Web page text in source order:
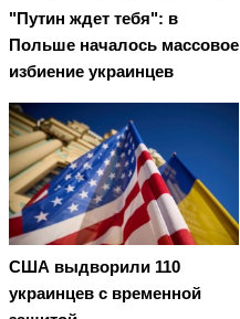
"Путин ждет тебя": в
Польше началось массовое
избиение украинцев
США выдворили 110
украинцев с временной